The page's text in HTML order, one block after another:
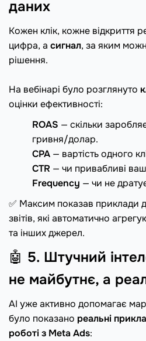
даних
Кожен клік, кожне відкриття
цифра, а сигнал, за яким
рішення.
На вебінарі було розглянуто
оцінки ефективності:
ROAS — скільки
гривня/долар.
CPA — вартість одного
CTR — чи привабливі
Frequency — чи не
✅ Максим показав приклади
звітів, які автоматично
та інших джерел.
🤖 5. Штучний
не майбутнє, а
AI уже активно допомагає
було показано реальні
роботі з Meta Ads: